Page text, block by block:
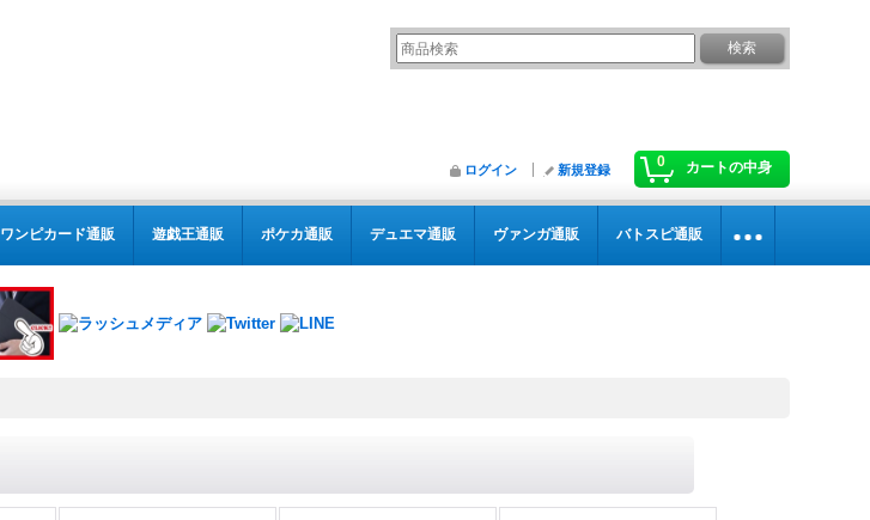
0 カートの中身
ログイン 新規登録
ワンピカード通販 遊戯王通販 ポケカ通販 デュエマ通販 ヴァンガ通販 バトスピ通販